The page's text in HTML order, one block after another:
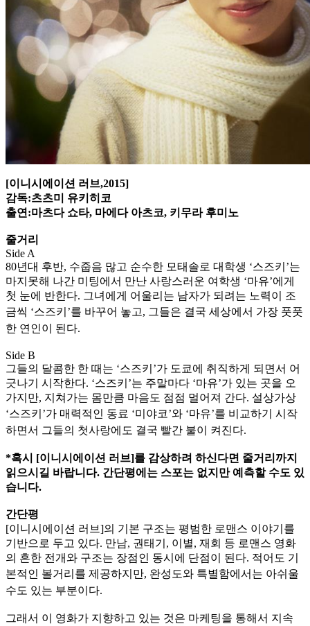
[이니시에이션 러브,2015]
감독:츠츠미 유키히코
출연:마츠다 쇼타, 마에다 아츠코, 키무라 후미노
줄거리
Side A
80년대 후반, 수줍음 많고 순수한 모태솔로 대학생 ‘스즈키’는
마지못해 나간 미팅에서 만난 사랑스러운 여학생 ‘마유’에게
첫 눈에 반한다. 그녀에게 어울리는 남자가 되려는 노력이 조
금씩 ‘스즈키’를 바꾸어 놓고, 그들은 결국 세상에서 가장 풋풋
한 연인이 된다.
Side B
그들의 달콤한 한 때는 ‘스즈키’가 도쿄에 취직하게 되면서 어
긋나기 시작한다. ‘스즈키’는 주말마다 ‘마유’가 있는 곳을 오
가지만, 지쳐가는 몸만큼 마음도 점점 멀어져 간다. 설상가상
‘스즈키 ’가 매력적인 동료 ‘미야코’와 ‘마유’를 비교하기 시작
하면서 그들의 첫사랑에도 결국 빨간 불이 켜진다.
*혹시 [이니시에이션 러브]를 감상하려 하신다면 줄거리까지
읽으시길 바랍니다. 간단평에는 스포는 없지만 예측할 수도 있
습니다.
간단평
[이니시에이션 러브]의 기본 구조는 평범한 로맨스 이야기를
기반으로 두고 있다. 만남, 권태기, 이별, 재회 등 로맨스 영화
의 흔한 전개와 구조는 장점인 동시에 단점이 된다. 적어도 기
본적인 볼거리를 제공하지만, 완성도와 특별함에서는 아쉬울
수도 있는 부분이다.
그래서 이 영화가 지향하고 있는 것은 마케팅을 통해서 지속